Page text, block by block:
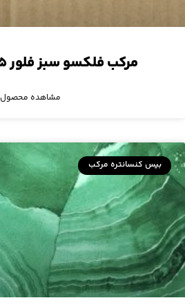
مرکب فلکسو سبز فلور ۵۵۴۲۵ دیلون
مشاهده محصول
بیس کنسانتره مرکب